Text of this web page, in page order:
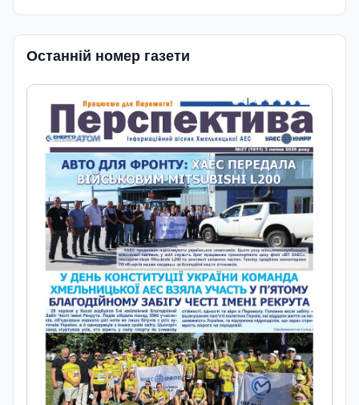
Останній номер газети